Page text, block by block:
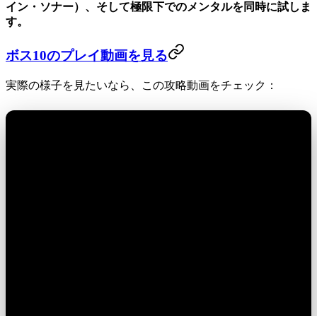
イン・ソナー）、そして極限下でのメンタルを同時に試しま
す。
ボス10のプレイ動画を見る
実際の様子を見たいなら、この攻略動画をチェック：